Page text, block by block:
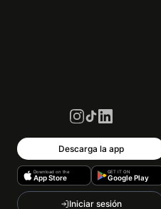
Descarga la app
Download on the
App Store
GET IT ON
Google Play
Iniciar sesión